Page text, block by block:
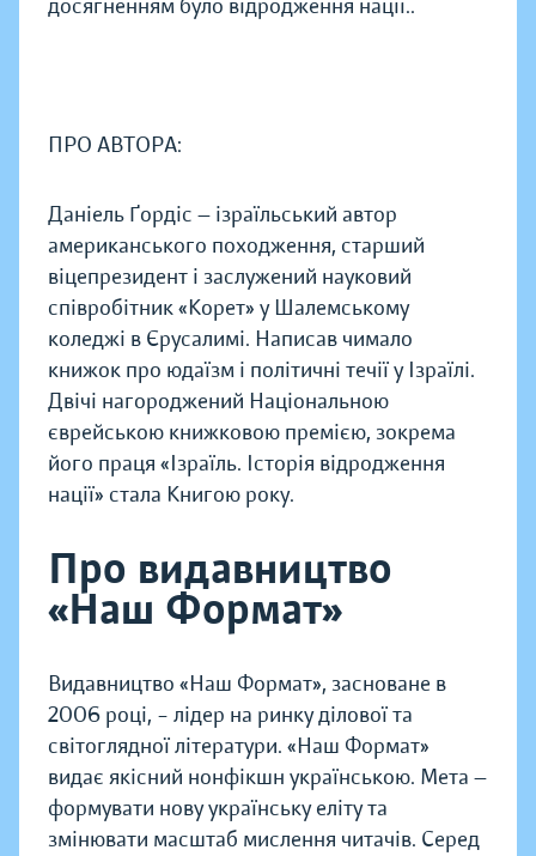
досягненням було відродження нації..
ПРО АВТОРА:
Даніель Ґордіс — ізраїльський автор
американського походження, старший
віцепрезидент і заслужений науковий
співробітник «Корет» у Шалемському
коледжі в Єрусалимі. Написав чимало
книжок про юдаїзм і політичні течії у Ізраїлі.
Двічі нагороджений Національною
єврейською книжковою премією, зокрема
його праця «Ізраїль. Історія відродження
нації» стала Книгою року.
Про видавництво
«Наш Формат»
Видавництво «Наш Формат», засноване в
2006 році, – лідер на ринку ділової та
світоглядної літератури. «Наш Формат»
видає якісний нонфікшн українською. Мета —
формувати нову українську еліту та
змінювати масштаб мислення читачів. Серед